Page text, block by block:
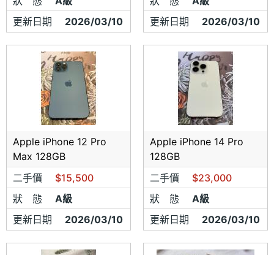
展開
更新日期
2026/03/10
更新日期
2026/03/10
Apple iPhone 12 Pro
Max 128GB
二手價
$15,500
狀 態
A級
更新日期
2026/03/10
Apple iPhone 14 Pro
128GB
二手價
$23,000
狀 態
A級
更新日期
2026/03/10